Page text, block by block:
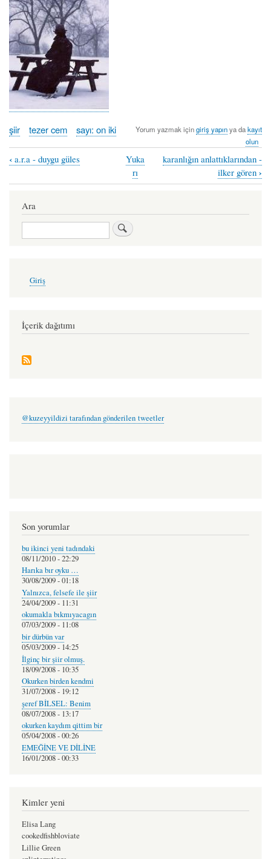
şiir tezer cem sayı: on iki Yorum yazmak içingiriş yapınya dakayıt
olun
Book
traversal
links
for
nifak
tezer
‹ a.r.a - duygu güles
Yuka
rı
karanlığın anlattıklarından -
ilker gören ›
Ara
Ara
account
Giriş
İçerik dağıtımı
@kuzeyyildizi tarafından gönderilen tweetler
Son yorumlar
bu ikinci yeni tadındaki
08/11/2010 - 22:29
Harıka bır oyku …
30/08/2009 - 01:18
Yalnızca, felsefe ile şiir
24/04/2009 - 11:31
okumakla bıkmıyacagın
07/03/2009 - 11:08
bir dürbün var
05/03/2009 - 14:25
İlginç bir şiir olmuş.
18/09/2008 - 10:35
Okurken birden kendmi
31/07/2008 - 19:12
şeref BİLSEL: Benim
08/07/2008 - 13:17
okurken kaydım qittim bir
05/04/2008 - 00:26
EMEĞİNE VE DİLİNE
16/01/2008 - 00:33
Kimler yeni
Elisa Lang
cookedfishbloviate
Lillie Green